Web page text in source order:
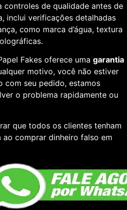
controles de qualidade antes de
inclui verificações detalhadas
como marca d’água, textura
Fakes oferece uma garantia
motivo, você não estiver
com seu pedido, estamos
o problema rapidamente ou
que todos os clientes tenham
comprar dinheiro falso em